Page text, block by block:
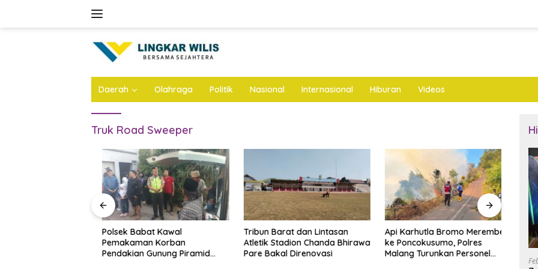
Daerah Olahraga Politik Nasional Internasional Hiburan Videos
Truk Road Sweeper
Polsek Babat Kawal
Pemakaman Korban
Pendakian Gunung Piramid
Tribun Barat dan Lintasan
Atletik Stadion Chanda Bhirawa
Pare Bakal Direnovasi
Api Karhutla Bromo Merembet
ke Poncokusumo, Polres
Malang Turunkan Personel